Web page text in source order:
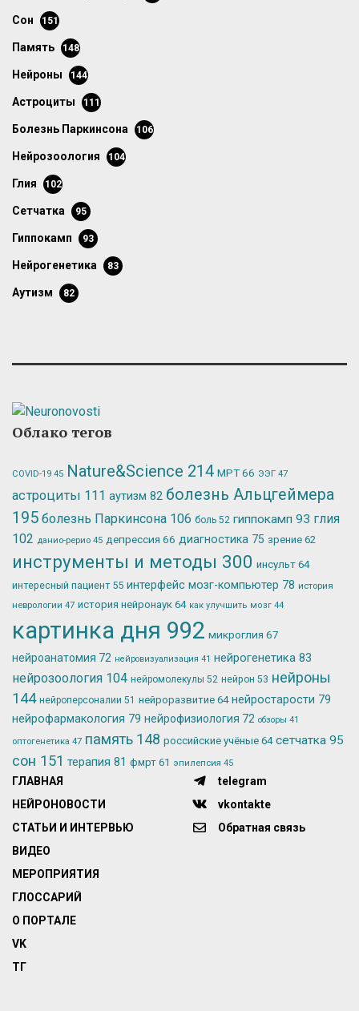
сон 151
память 148
нейроны 144
астроциты 111
болезнь Паркинсона 106
нейрозоология 104
глия 102
сетчатка 95
гиппокамп 93
нейрогенетика 83
аутизм 82
Облако тегов
COVID-19 45 Nature&Science 214 МРТ66 ЭЭГ 47
астроциты 111 аутизм 82 болезнь Альцгеймера
195 болезнь Паркинсона 106 боль 52 гиппокамп 93 глия
102 данио-рерио 45 депрессия 66 диагностика 75 зрение 62
инструменты и методы 300 инсульт 64
интересный пациент 55 интерфейс мозг-компьютер 78 история
неврологии 47 история нейронаук 64 как улучшить мозг 44
картинка дня 992 микроглия 67
нейроанатомия 72 нейровизуализация 41 нейрогенетика 83
нейрозоология 104 нейромолекулы 52 нейрон 53 нейроны
144 нейроперсоналии 51 нейроразвитие 64 нейростарости 79
нейрофармакология 79 нейрофизиология 72 обзоры 41
оптогенетика 47 память 148 российские учёные 64 сетчатка 95
сон 151 терапия 81 фмрт 61 эпилепсия 45
ГЛАВНАЯ
НЕЙРОНОВОСТИ
СТАТЬИ И ИНТЕРВЬЮ
ВИДЕО
МЕРОПРИЯТИЯ
ГЛОССАРИЙ
О ПОРТАЛЕ
VK
ТГ
telegram
vkontakte
Обратная связь